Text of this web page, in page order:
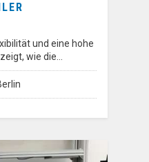
und eine hohe
wie die…